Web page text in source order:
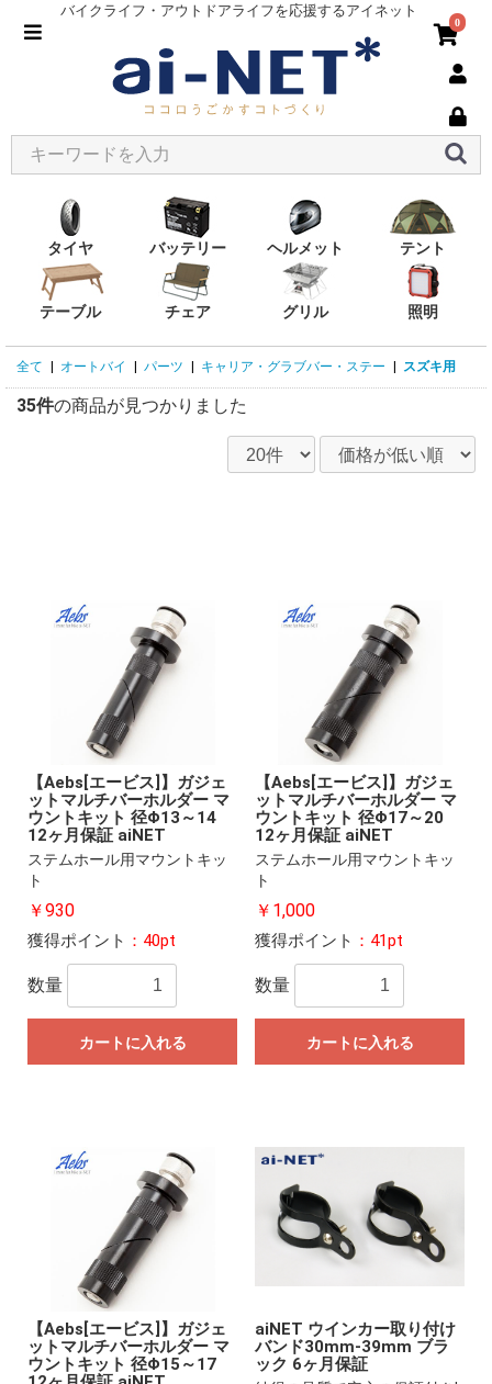
バイクライフ・アウトドアライフを応援するアイネット
0
タイヤ バッテリー ヘルメット テント
テーブル チェア グリル 照明
全て オートバイ パーツ キャリア・グラブバー・ステー スズキ用
35件の商品が見つかりました
【Aebs[エービス]】ガジェ
ットマルチバーホルダー マ
ウントキット 径Φ13～14
12ヶ月保証 aiNET
ステムホール用マウントキッ
ト
￥930
獲得ポイント ：40pt
数量
カートに入れる
【Aebs[エービス]】ガジェ
ットマルチバーホルダー マ
ウントキット 径Φ17～20
12ヶ月保証 aiNET
ステムホール用マウントキッ
ト
￥1,000
獲得ポイント ：41pt
数量
カートに入れる
【Aebs[エービス]】ガジェ
ットマルチバーホルダー マ
ウントキット 径Φ15～17
aiNET ウインカー取り付け
バンド30mm-39mm ブラ
ック 6ヶ月保証